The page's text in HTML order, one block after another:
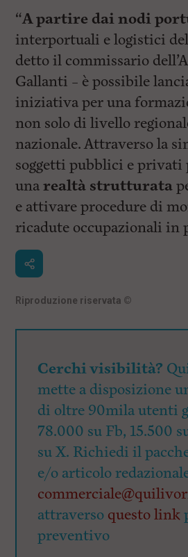
“A partire dai nodi
interportuali e logistici
detto il commissario
Gallanti – è possibile
iniziativa per una
non solo di livello
nazionale. Attraverso la
soggetti pubblici e privati
unarealtà strutturata
e attivare procedure di
ricadute occupazionali in
Riproduzione riservata ©
Cerchi visibilità?
mette a disposizione
di oltre 90mila utenti
78.000 su Fb, 15.500
su X. Richiedi il
e/o articolo
attraverso questo link
preventivo